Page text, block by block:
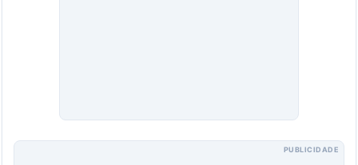
PUBLICIDADE